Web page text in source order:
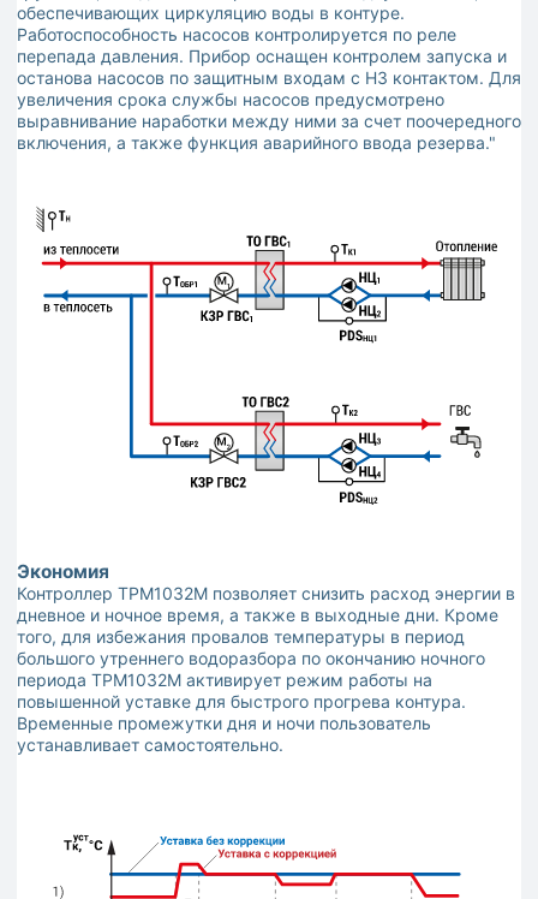
обеспечивающих циркуляцию воды в контуре.
Работоспособность насосов контролируется по реле
перепада давления. Прибор оснащен контролем запуска и
останова насосов по защитным входам с НЗ контактом. Для
увеличения срока службы насосов предусмотрено
выравнивание наработки между ними за счет поочередного
включения, а также функция аварийного ввода резерва."
Экономия
Контроллер ТРМ1032М позволяет снизить расход энергии в
дневное и ночное время, а также в выходные дни. Кроме
того, для избежания провалов температуры в период
большого утреннего водоразбора по окончанию ночного
периода ТРМ1032М активирует режим работы на
повышенной уставке для быстрого прогрева контура.
Временные промежутки дня и ночи пользователь
устанавливает самостоятельно.